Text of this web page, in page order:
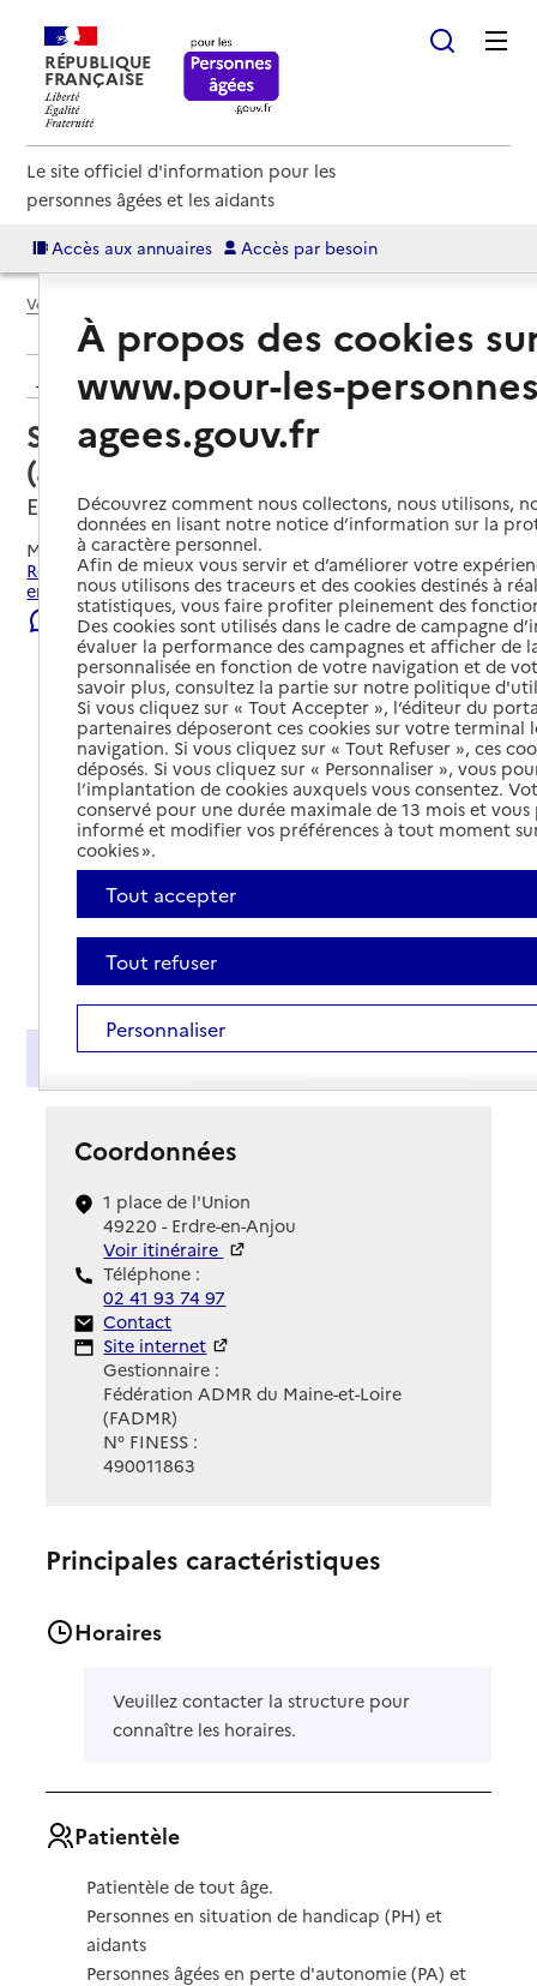
RÉPUBLIQUE
FRANÇAISE
Le site officiel d'information pour les
personnes âgées et les aidants
Accès aux annuaires Accès par besoin
Voir le fil d’Ariane
Retour aux résultats de l'annuaire
Service autonomie à domicile
(aide) – ADMR
Erdre-en-Anjou, MAINE-ET-LOIRE
Mis à jour le22/07/2026
Rechercher les établissements et services autour de Erdre-
en-Anjou.
Signaler une erreur
Présentation
Coordonnées
1 place de l'Union
49220 - Erdre-en-Anjou
Voir itinéraire
Téléphone :
02 41 93 74 97
Contact
Contact
Site Internet
Site internet
Gestionnaire :
Fédération ADMR du Maine-et-Loire
(FADMR)
N° FINESS :
490011863
Principales caractéristiques
Horaires
Veuillez contacter la structure pour
connaître les horaires.
Patientèle
Patientèle de tout âge.
Personnes en situation de handicap (PH) et
aidants
Personnes âgées en perte d'autonomie (PA) et
À propos des cookies
www.pour-les-
agees.gouv.fr
Découvrez comment nous collectons, nous utilisons,
données en lisant notre notice d’information sur la
à caractère personnel.
Afin de mieux vous servir et d’améliorer votre
nous utilisons des traceurs et des cookies destinés à
statistiques, vous faire profiter pleinement des
Des cookies sont utilisés dans le cadre de campagne
évaluer la performance des campagnes et afficher de
personnalisée en fonction de votre navigation et de
savoir plus, consultez la partie sur notre politique
Si vous cliquez sur « Tout Accepter », l’éditeur du
partenaires déposeront ces cookies sur votre terminal
navigation. Si vous cliquez sur « Tout Refuser », ces
déposés. Si vous cliquez sur « Personnaliser », vous
l’implantation de cookies auxquels vous consentez.
conservé pour une durée maximale de 13 mois et
informé et modifier vos préférences à tout moment
cookies ».
Tout accepter
Tout refuser
Personnaliser